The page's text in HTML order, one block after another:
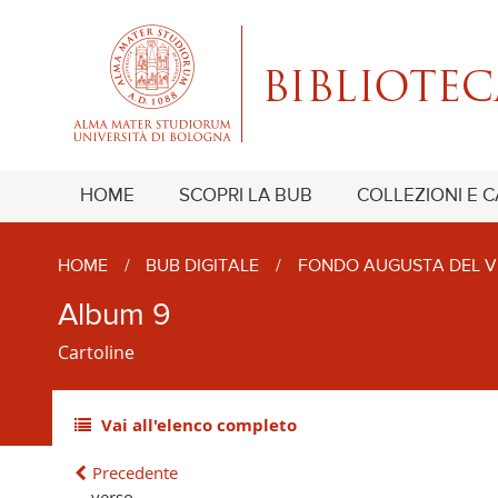
HOME SCOPRI LA BUB COLLEZIONI E
HOME / BUB DIGITALE / FONDO AUGUSTA DEL
Album 9
Cartoline
Vai all'elenco completo
Precedente